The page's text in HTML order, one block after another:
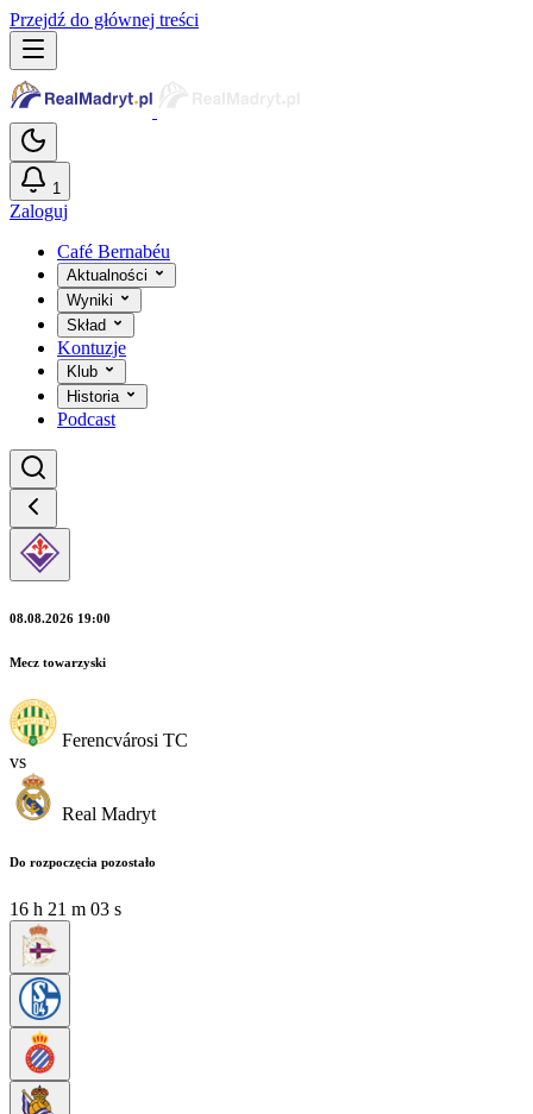
Przejdź do głównej treści
1
Zaloguj
Café Bernabéu
Aktualności
Wyniki
Skład
Kontuzje
Klub
Historia
Podcast
08.08.2026 19:00
Mecz towarzyski
Ferencvárosi TC
vs
Real Madryt
Do rozpoczęcia pozostało
16 h 21 m 02 s